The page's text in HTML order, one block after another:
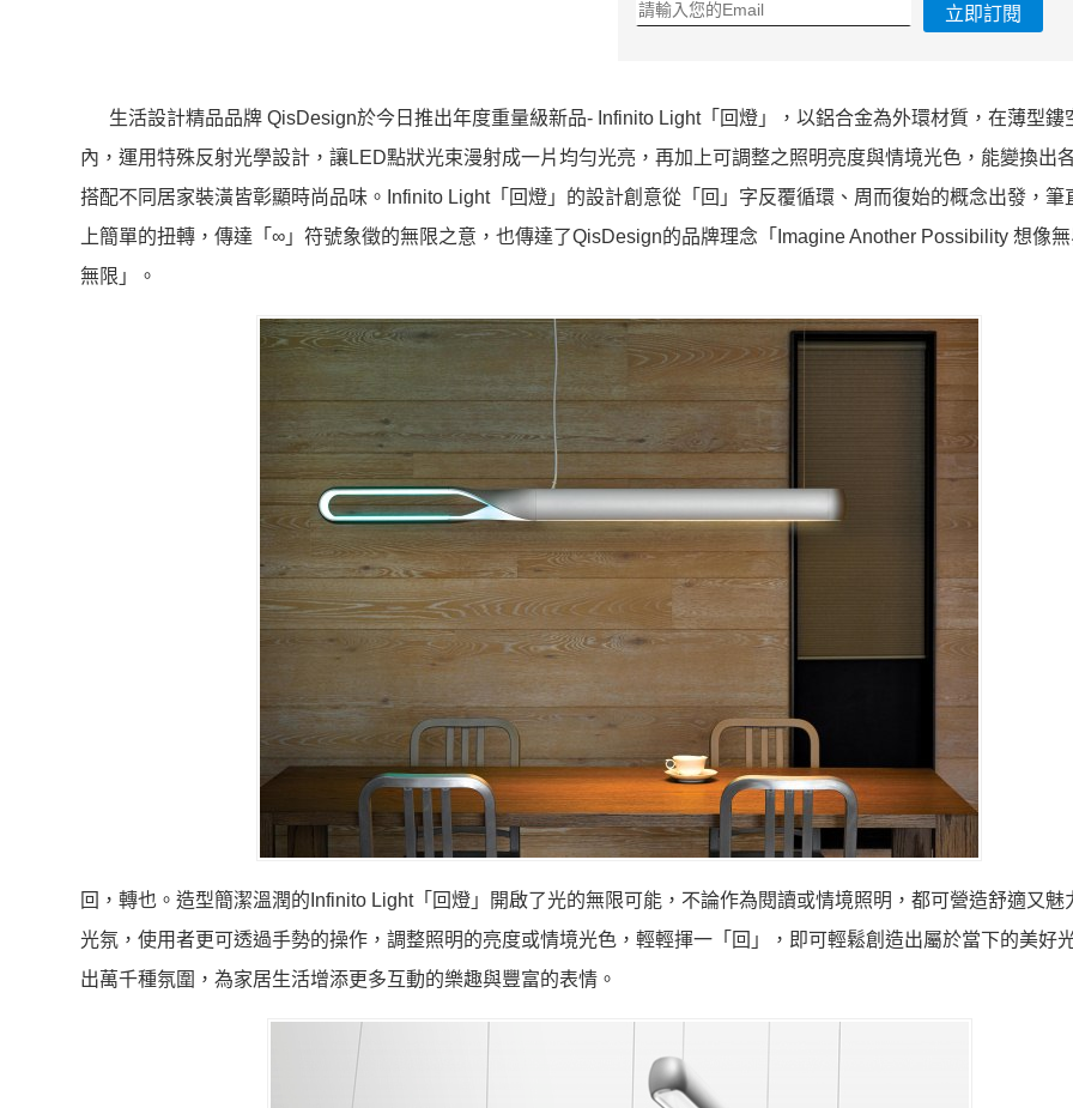
立即訂閱
生活設計精品品牌 QisDesign於今日推出年度重量級新品- Infinito Light「回燈」，以鋁合金為外環材質，在薄型鏤
內，運用特殊反射光學設計，讓LED點狀光束漫射成一片均勻光亮，再加上可調整之照明亮度與情境光色，能變換出
搭配不同居家裝潢皆彰顯時尚品味。Infinito Light「回燈」的設計創意從「回」字反覆循環、周而復始的概念出發，筆
上簡單的扭轉，傳達「∞」符號象徵的無限之意，也傳達了QisDesign的品牌理念「Imagine Another Possibility 想像
無限」。
回，轉也。造型簡潔溫潤的Infinito Light「回燈」開啟了光的無限可能，不論作為閱讀或情境照明，都可營造舒適又魅
光氛，使用者更可透過手勢的操作，調整照明的亮度或情境光色，輕輕揮一「回」，即可輕鬆創造出屬於當下的美好
出萬千種氛圍，為家居生活增添更多互動的樂趣與豐富的表情。